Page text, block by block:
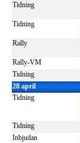
Tidning
Tidning
Rally
Rally-VM
Tidning
28 april
Tidning
Tidning
Inbjudan